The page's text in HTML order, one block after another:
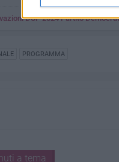
DUP 2024 Partito
PROGRAMMA
a tema